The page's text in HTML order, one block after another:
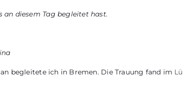
an diesem Tag begleitet hast.
begleitete ich in Bremen. Die Trauung fand im